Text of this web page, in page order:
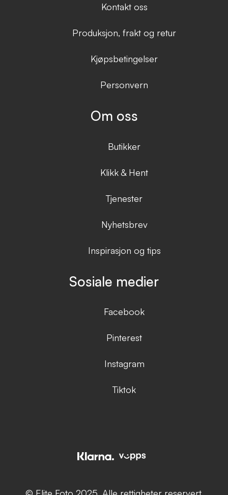
Kontakt oss
Produksjon, frakt og retur
Kjøpsbetingelser
Personvern
Om oss
Butikker
Klikk & Hent
Tjenester
Nyhetsbrev
Inspirasjon og tips
Sosiale medier
Facebook
Pinterest
Instagram
Tiktok